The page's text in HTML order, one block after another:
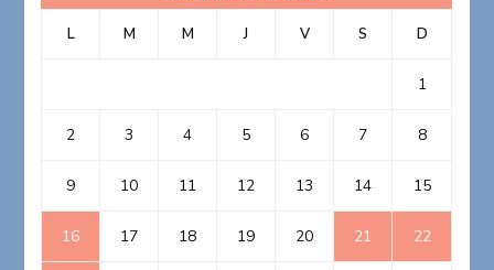
L M M J V S D
1
2 3 4 5 6 7 8
9 10 11 12 13 14 15
16 17 18 19 20 21 22